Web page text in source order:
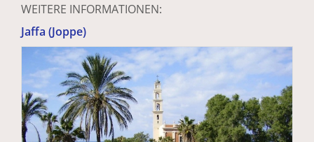
WEITERE INFORMATIONEN:
Jaffa (Joppe)